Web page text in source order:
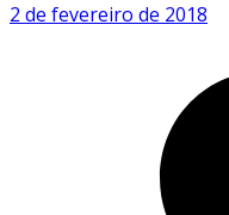
2 de fevereiro de 2018